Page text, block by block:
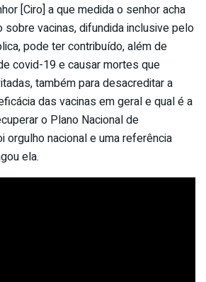
[Ciro] a que medida o senhor acha
sobre vacinas, difundida inclusive pelo
pode ter contribuído, além de
covid-19 e causar mortes que
também para desacreditar a
das vacinas em geral e qual é a
o Plano Nacional de
orgulho nacional e uma referência
ela.